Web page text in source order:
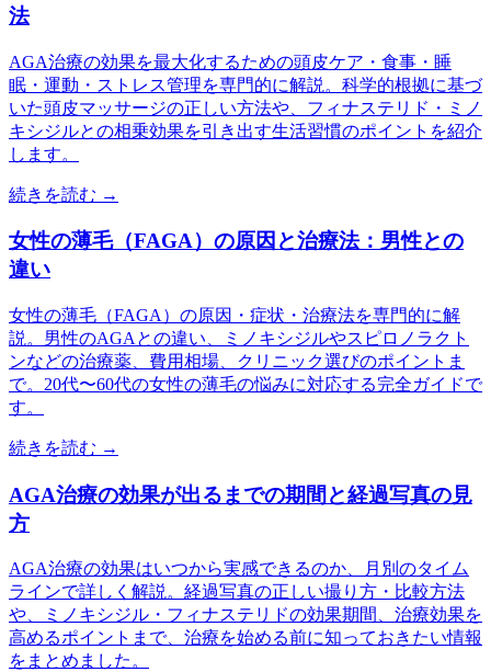
法
AGA治療の効果を最大化するための頭皮ケア・食事・睡
眠・運動・ストレス管理を専門的に解説。科学的根拠に基づ
いた頭皮マッサージの正しい方法や、フィナステリド・ミノ
キシジルとの相乗効果を引き出す生活習慣のポイントを紹介
します。
続きを読む →
女性の薄毛（FAGA）の原因と治療法：男性との
違い
女性の薄毛（FAGA）の原因・症状・治療法を専門的に解
説。男性のAGAとの違い、ミノキシジルやスピロノラクト
ンなどの治療薬、費用相場、クリニック選びのポイントま
で。20代〜60代の女性の薄毛の悩みに対応する完全ガイドで
す。
続きを読む →
AGA治療の効果が出るまでの期間と経過写真の見
方
AGA治療の効果はいつから実感できるのか、月別のタイム
ラインで詳しく解説。経過写真の正しい撮り方・比較方法
や、ミノキシジル・フィナステリドの効果期間、治療効果を
高めるポイントまで、治療を始める前に知っておきたい情報
をまとめました。